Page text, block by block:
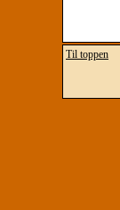
Til toppen